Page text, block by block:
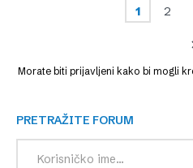
1 2
Morate biti prijavljeni kako bi mogli
PRETRAŽITE FORUM